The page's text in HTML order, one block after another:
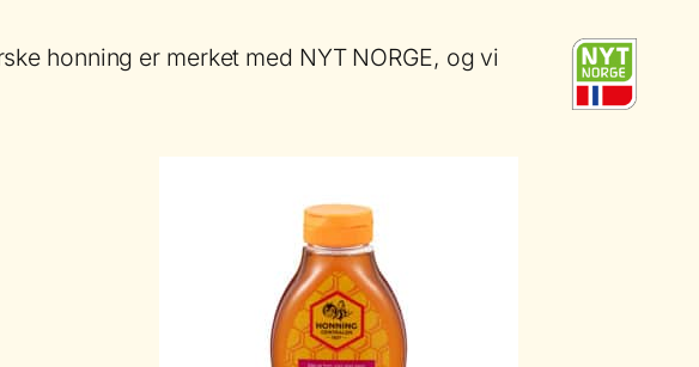
honning er merket med NYT NORGE, og vi